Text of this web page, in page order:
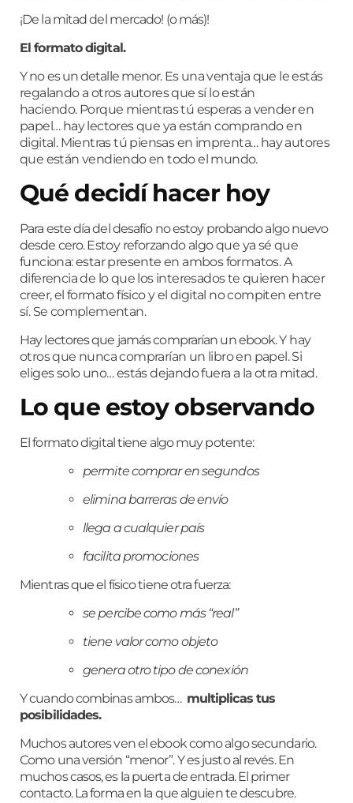
¡De la mitad del mercado! (o más)!
El formato digital.
Y no es un detalle menor. Es una ventaja que le estás
regalando a otros autores que sí lo están
haciendo. Porque mientras tú esperas a vender en
papel… hay lectores que ya están comprando en
digital. Mientras tú piensas en imprenta… hay autores
que están vendiendo en todo el mundo.
Qué decidí hacer hoy
Para este día del desafío no estoy probando algo nuevo
desde cero.Estoy reforzando algo que ya sé que
funciona:estar presente en ambos formatos. A
diferencia de lo que los interesados te quieren hacer
creer, el formato físico y el digital no compiten entre
sí. Se complementan.
Hay lectores que jamás comprarían un ebook.Y hay
otros que nunca comprarían un libro en papel.Si
eliges solo uno…estás dejando fuera a la otra mitad.
Lo que estoy observando
El formato digital tiene algo muy potente:
permite comprar en segundos
elimina barreras de envío
llega a cualquier país
facilita promociones
Mientras que el físico tiene otra fuerza:
se percibe como más “real”
tiene valor como objeto
genera otro tipo de conexión
Y cuando combinas ambos… multiplicas tus
posibilidades.
Muchos autores ven el ebook como algo secundario.
Como una versión “menor”. Y es justo al revés. En
muchos casos, es la puerta de entrada. El primer
contacto. La forma en la que alguien te descubre.